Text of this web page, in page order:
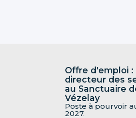
Offre d'emploi :
directeur des
au Sanctuaire
Vézelay
Poste à pourvoir
2027.